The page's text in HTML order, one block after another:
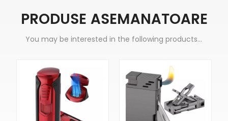
PRODUSE ASEMANATOARE
You may be interested in the following products...